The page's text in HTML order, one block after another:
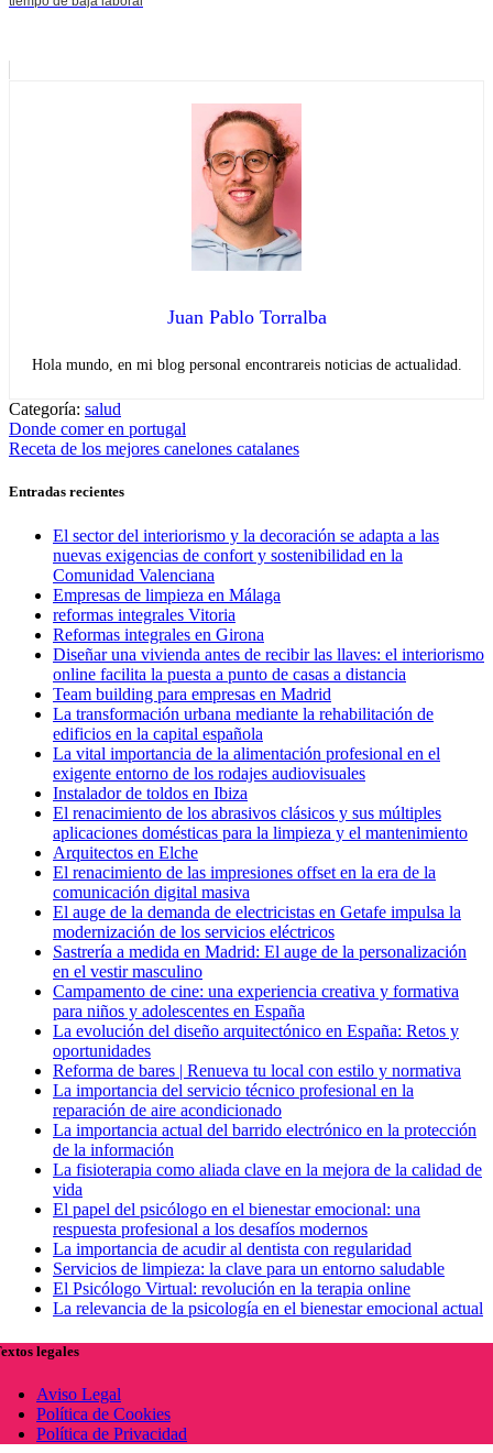
Juan Pablo Torralba
Hola mundo, en mi blog personal encontrareis noticias de actualidad.
Categoría: salud
Navegación
de
entradas
Entrada
anterior:
Donde comer en portugal
Entrada
Receta de los mejores canelones catalanes
Entradas recientes
El sector del interiorismo y la decoración se adapta a las
nuevas exigencias de confort y sostenibilidad en la
Comunidad Valenciana
Empresas de limpieza en Málaga
reformas integrales Vitoria
Reformas integrales en Girona
Diseñar una vivienda antes de recibir las llaves: el interiorismo
online facilita la puesta a punto de casas a distancia
Team building para empresas en Madrid
La transformación urbana mediante la rehabilitación de
edificios en la capital española
La vital importancia de la alimentación profesional en el
exigente entorno de los rodajes audiovisuales
Instalador de toldos en Ibiza
El renacimiento de los abrasivos clásicos y sus múltiples
aplicaciones domésticas para la limpieza y el mantenimiento
Arquitectos en Elche
El renacimiento de las impresiones offset en la era de la
comunicación digital masiva
El auge de la demanda de electricistas en Getafe impulsa la
modernización de los servicios eléctricos
Sastrería a medida en Madrid: El auge de la personalización
en el vestir masculino
Campamento de cine: una experiencia creativa y formativa
para niños y adolescentes en España
La evolución del diseño arquitectónico en España: Retos y
oportunidades
Reforma de bares | Renueva tu local con estilo y normativa
La importancia del servicio técnico profesional en la
reparación de aire acondicionado
La importancia actual del barrido electrónico en la protección
de la información
La fisioterapia como aliada clave en la mejora de la calidad de
vida
El papel del psicólogo en el bienestar emocional: una
respuesta profesional a los desafíos modernos
La importancia de acudir al dentista con regularidad
Servicios de limpieza: la clave para un entorno saludable
El Psicólogo Virtual: revolución en la terapia online
La relevancia de la psicología en el bienestar emocional actual
legales
Aviso Legal
Política de Cookies
Política de Privacidad